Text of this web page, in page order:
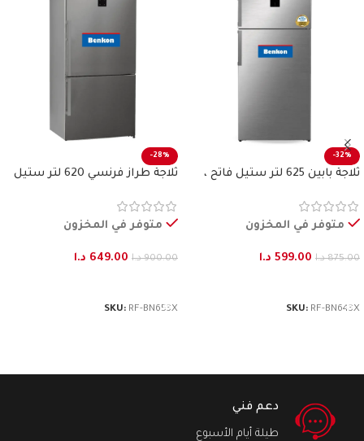
-32%
ثلاجة بابين 625 لتر ستيل فاتح ،
متوفر في المخزون
875.00 د.ا 599.00 د.ا
SKU: RF-BN643X
-28%
ثلاجة طراز فرنسي 620 لتر ستيل
متوفر في المخزون
900.00 د.ا 649.00 د.ا
SKU: RF-BN653X
دعم فني
طيلة أيام الأسبوع